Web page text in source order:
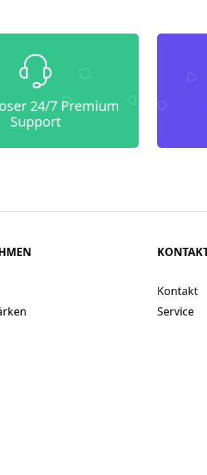
24/7 Premium
Support
Kontakt
Service